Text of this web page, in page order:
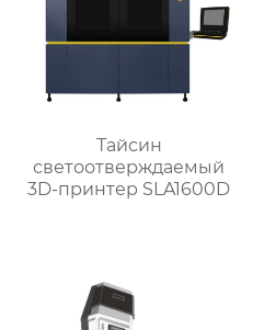
Тайсин
светоотверждаемый
3D-принтер SLA1600D